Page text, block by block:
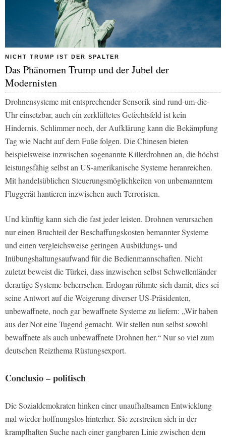
NICHT TRUMP IST DER SPALTER
Das Phänomen Trump und der Jubel der
Modernisten
Drohnensysteme mit entsprechender Sensorik sind rund-um-die-
Uhr einsetzbar, auch ein zerklüftetes Gefechtsfeld ist kein
Hindernis. Schlimmer noch, der Aufklärung kann die Bekämpfung
Tag wie Nacht auf dem Fuße folgen. Die Chinesen bieten
beispielsweise inzwischen sogenannte Killerdrohnen an, die höchst
leistungsfähig selbst an US-amerikanische Systeme heranreichen.
Mit handelsüblichen Steuerungsmöglichkeiten von unbemanntem
Fluggerät hantieren inzwischen auch Terroristen.
Und künftig kann sich die fast jeder leisten. Drohnen verursachen
nur einen Bruchteil der Beschaffungskosten bemannter Systeme
und einen vergleichsweise geringen Ausbildungs- und
Inübungshaltungsaufwand für die Bedienmannschaften. Nicht
zuletzt beweist die Türkei, dass inzwischen selbst Schwellenländer
derartige Systeme beherrschen. Erdogan rühmte sich damit, dies sei
seine Antwort auf die Weigerung diverser US-Präsidenten,
unbewaffnete, noch gar bewaffnete Systeme zu liefern: „Wir haben
aus der Not eine Tugend gemacht. Wir stellen nun selbst sowohl
bewaffnete als auch unbewaffnete Drohnen her.“ Nur so viel zum
deutschen Reizthema Rüstungsexport.
Conclusio – politisch
Die Sozialdemokraten hinken einer unaufhaltsamen Entwicklung
mal wieder hoffnungslos hinterher. Sie zerstreiten sich in der
krampfhaften Suche nach einer gangbaren Linie zwischen dem